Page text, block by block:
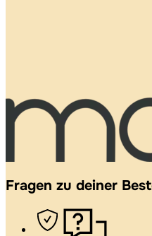
Fragen zu deiner